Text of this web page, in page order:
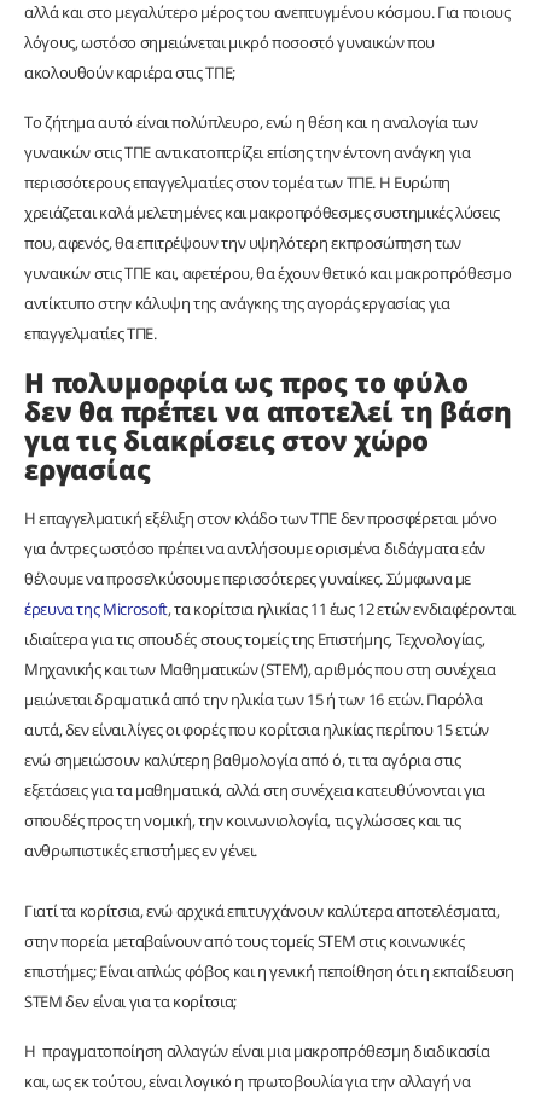
αλλά και στο μεγαλύτερο μέρος του ανεπτυγμένου κόσμου. Για ποιους
λόγους, ωστόσο σημειώνεται μικρό ποσοστό γυναικών που
ακολουθούν καριέρα στις ΤΠΕ;
Το ζήτημα αυτό είναι πολύπλευρο, ενώ η θέση και η αναλογία των
γυναικών στις ΤΠΕ αντικατοπτρίζει επίσης την έντονη ανάγκη για
περισσότερους επαγγελματίες στον τομέα των ΤΠΕ. Η Ευρώπη
χρειάζεται καλά μελετημένες και μακροπρόθεσμες συστημικές λύσεις
που, αφενός, θα επιτρέψουν την υψηλότερη εκπροσώπηση των
γυναικών στις ΤΠΕ και, αφετέρου, θα έχουν θετικό και μακροπρόθεσμο
αντίκτυπο στην κάλυψη της ανάγκης της αγοράς εργασίας για
επαγγελματίες ΤΠΕ.
Η πολυμορφία ως προς το φύλο
δεν θα πρέπει να αποτελεί τη βάση
για τις διακρίσεις στον χώρο
εργασίας
Η επαγγελματική εξέλιξη στον κλάδο των ΤΠΕ δεν προσφέρεται μόνο
για άντρες ωστόσο πρέπει να αντλήσουμε ορισμένα διδάγματα εάν
θέλουμε να προσελκύσουμε περισσότερες γυναίκες. Σύμφωνα με
έρευνα της Microsoft, τα κορίτσια ηλικίας 11 έως 12 ετών ενδιαφέρονται
ιδιαίτερα για τις σπουδές στους τομείς της Επιστήμης, Τεχνολογίας,
Μηχανικής και των Μαθηματικών (STEM), αριθμός που στη συνέχεια
μειώνεται δραματικά από την ηλικία των 15 ή των 16 ετών. Παρόλα
αυτά, δεν είναι λίγες οι φορές που κορίτσια ηλικίας περίπου 15 ετών
ενώ σημειώσουν καλύτερη βαθμολογία από ό, τι τα αγόρια στις
εξετάσεις για τα μαθηματικά, αλλά στη συνέχεια κατευθύνονται για
σπουδές προς τη νομική, την κοινωνιολογία, τις γλώσσες και τις
ανθρωπιστικές επιστήμες εν γένει.
Γιατί τα κορίτσια, ενώ αρχικά επιτυγχάνουν καλύτερα αποτελέσματα,
στην πορεία μεταβαίνουν από τους τομείς STEM στις κοινωνικές
επιστήμες; Είναι απλώς φόβος και η γενική πεποίθηση ότι η εκπαίδευση
STEM δεν είναι για τα κορίτσια;
H πραγματοποίηση αλλαγών είναι μια μακροπρόθεσμη διαδικασία
και, ως εκ τούτου, είναι λογικό η πρωτοβουλία για την αλλαγή να